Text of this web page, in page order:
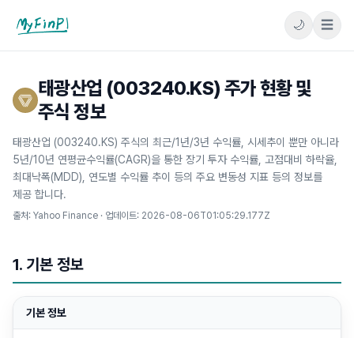
마이핀플
🌙 ☰
태광산업 (003240.KS) 주가 현황 및
주식 정보
태광산업 (003240.KS) 주식의 최근/1년/3년 수익률, 시세추이 뿐만 아니라
5년/10년 연평균수익률(CAGR)을 통한 장기 투자 수익률, 고점대비 하락율,
최대낙폭(MDD), 연도별 수익률 추이 등의 주요 변동성 지표 등의 정보를
제공 합니다.
출처: Yahoo Finance · 업데이트: 2026-08-06T01:05:29.177Z
1. 기본 정보
기본 정보